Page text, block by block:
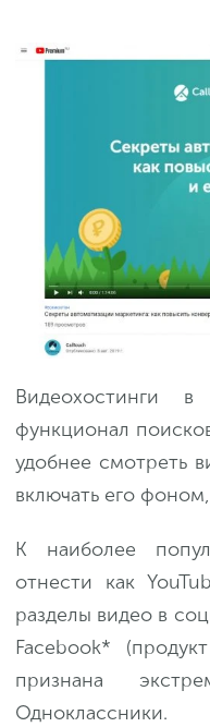
Видеохостинги
функционал
удобнее смотреть
включать его
К наиболее
отнести как
разделы видео в
Facebook*
признана
Одноклассники.